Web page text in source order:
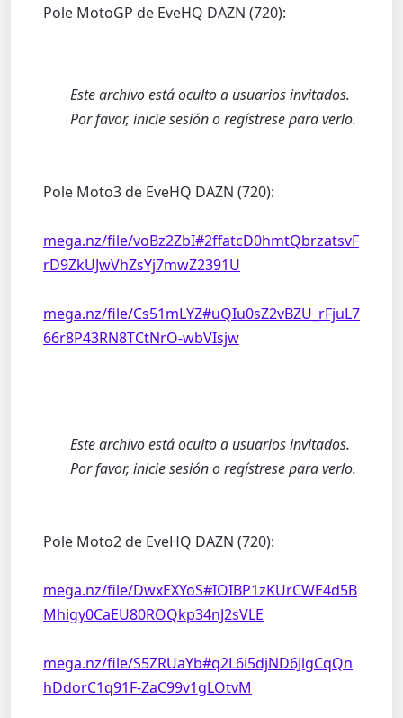
Pole MotoGP de EveHQ DAZN (720):
Este archivo está oculto a usuarios invitados.
Por favor, inicie sesión o regístrese para verlo.
Pole Moto3 de EveHQ DAZN (720):
mega.nz/file/voBz2ZbI#2ffatcD0hmtQbrzatsvF
rD9ZkUJwVhZsYj7mwZ2391U
mega.nz/file/Cs51mLYZ#uQIu0sZ2vBZU_rFjuL7
66r8P43RN8TCtNrO-wbVIsjw
Este archivo está oculto a usuarios invitados.
Por favor, inicie sesión o regístrese para verlo.
Pole Moto2 de EveHQ DAZN (720):​​​​​​​
mega.nz/file/DwxEXYoS#IOIBP1zKUrCWE4d5B
Mhigy0CaEU80ROQkp34nJ2sVLE
mega.nz/file/S5ZRUaYb#q2L6i5djND6JlgCqQn
hDdorC1q91F-ZaC99v1gLOtvM